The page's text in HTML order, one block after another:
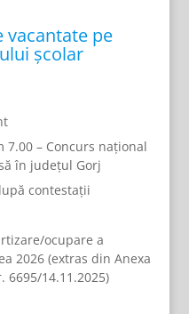
vacantate pe
școlar
7.00 – Concurs național
în județul Gorj
contestații
ocupare a
2026 (extras din Anexa
6695/14.11.2025)